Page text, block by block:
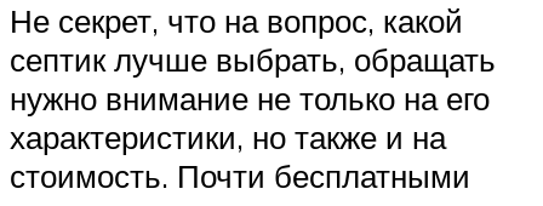
Не секрет, что на вопрос, какой
септик лучше выбрать, обращать
нужно внимание не только на его
характеристики, но также и на
стоимость. Почти бесплатными